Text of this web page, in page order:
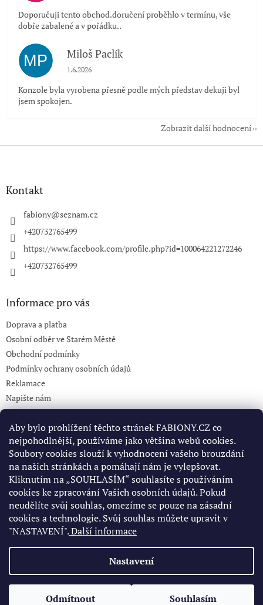
Aby bylo prohlížení těchto stránek FABIONY.CZ co
nejpohodlnější, používáme jako většina webů cookies.
Soubory cookies slouží k vyhodnocení vašeho brouzdání
na našich stránkách a pomáhají nám je vylepšovat.
Kliknutím na „SOUHLASÍM“ souhlasíte s používáním
cookies ke zpracování Vašich osobních údajů. Pokud
neudělíte svůj souhlas, omezíme se pouze na zásadní
cookies a technologie. Svůj souhlas můžete upravit v
"NASTAVENÍ".Další informace
Nastavení
Odmítnout Souhlasím
Doporučuji tento obchod.doručení proběhlo v termínu, vše
dobře zabalené a v pořádku..
MP Miloš Paclík
Hodnocení obchodu je 5 z 5 hvězdiček.
1.6.2026
Konzole byla vyrobena přesně podle mých představ dekuji byl
jsem spokojen.
Zobrazit další hodnocení
Z
Kontakt
fabiony@seznam.cz
+420732765499
https://www.facebook.com/profile.php?id=100064221272246
+420732765499
Informace pro vás
Doprava a platba
Osobní odběr ve Starém Městě
Obchodní podmínky
Podmínky ochrany osobních údajů
Reklamace
Napište nám
KONTAKT 732765499
Pinterest
Facebook
Vytvořil Shoptet
Copyright 2026fabiony.cz . Všechna práva vyhrazena.